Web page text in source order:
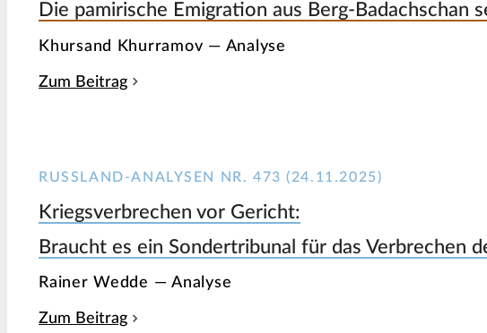
Die pamirische Emigration aus Berg-Badachschan
Khursand Khurramov — Analyse
Zum Beitrag
RUSSLAND-ANALYSEN NR. 473 (24.11.2025)
Kriegsverbrechen vor Gericht:
Braucht es ein Sondertribunal für das Verbrechen
Rainer Wedde — Analyse
Zum Beitrag